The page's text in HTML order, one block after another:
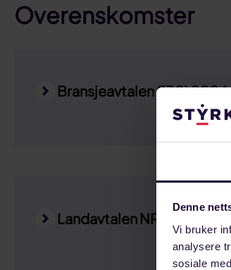
Denne
Vi bruker
analysere
sosiale
Overenskomster
Bransjeavtalen (130)
Landavtalen NR 2022-